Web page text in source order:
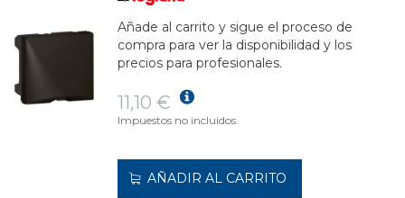
Añade al carrito y sigue el proceso de
compra para ver la disponibilidad y los
precios para profesionales.
11,10 €
Impuestos no incluidos.
AÑADIR AL CARRITO